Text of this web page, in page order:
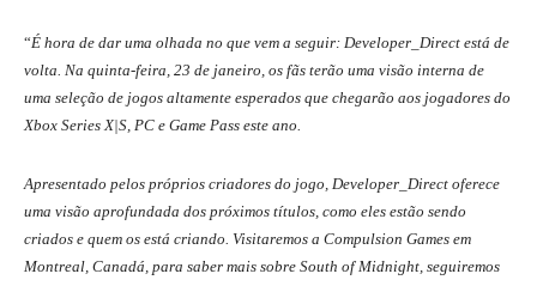
“É hora de dar uma olhada no que vem a seguir: Developer_Direct está de
volta. Na quinta-feira, 23 de janeiro, os fãs terão uma visão interna de
uma seleção de jogos altamente esperados que chegarão aos jogadores do
Xbox Series X|S, PC e Game Pass este ano.
Apresentado pelos próprios criadores do jogo, Developer_Direct oferece
uma visão aprofundada dos próximos títulos, como eles estão sendo
criados e quem os está criando. Visitaremos a Compulsion Games em
Montreal, Canadá, para saber mais sobre South of Midnight, seguiremos